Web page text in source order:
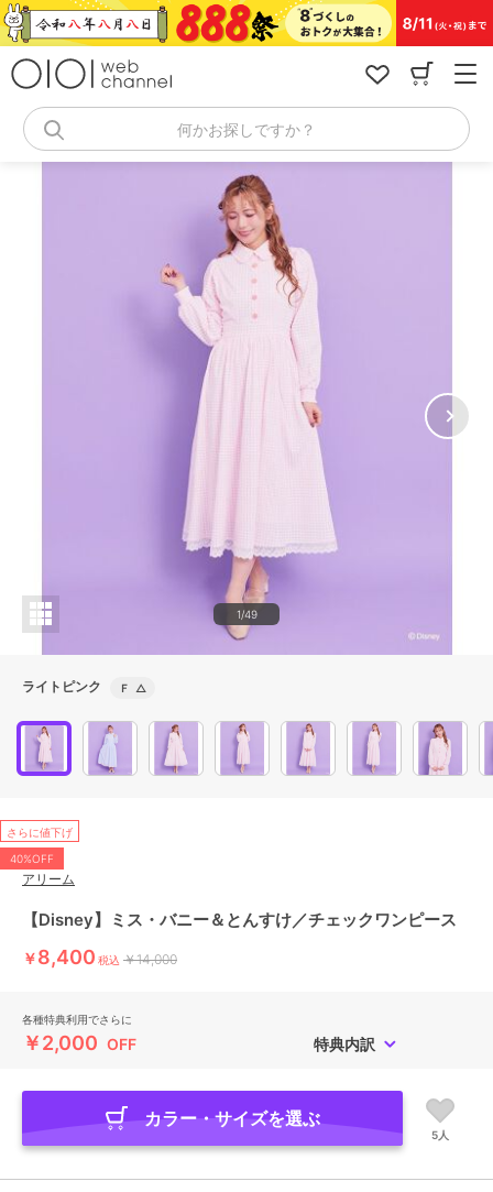
コ
ン
何かお探しですか？
1/49
ライトピンク Ｆ △
さらに値下げ
40%OFF
アリーム
【Disney】ミス・バニー＆とんすけ／チェックワンピース
￥8,400 税込 ￥14,000
各種特典利用でさらに
￥2,000 OFF 特典内訳
カラー・サイズを選ぶ
5人